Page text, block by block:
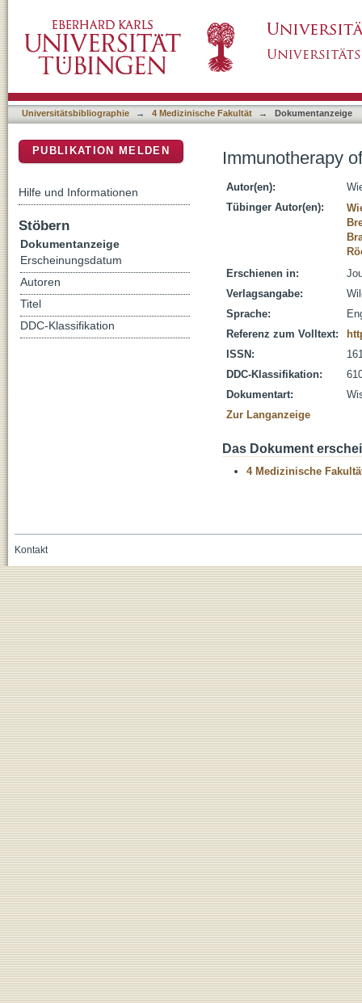
Universitätsbibliographie → 4 Medizinische Fakultät → Dokumentanzeige
Immunotherapy
Autor(en):
Tübinger Autor(en):
Erschienen in:
Verlagsangabe:
Sprache:
Referenz zum Volltext:
ISSN:
DDC-Klassifikation:
Dokumentart:
Zur Langanzeige
Das Dokument
4 Medizinische
PUBLIKATION MELDEN
Hilfe und Informationen
Stöbern
Dokumentanzeige
Erscheinungsdatum
Autoren
Titel
DDC-Klassifikation
Kontakt